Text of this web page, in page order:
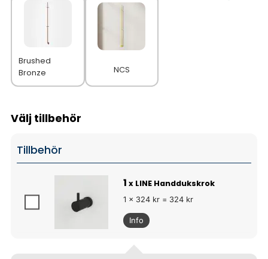
Brushed
Bronze
NCS
Välj tillbehör
Tillbehör
1 x LINE Handdukskrok
1 x 324 kr = 324 kr
Info